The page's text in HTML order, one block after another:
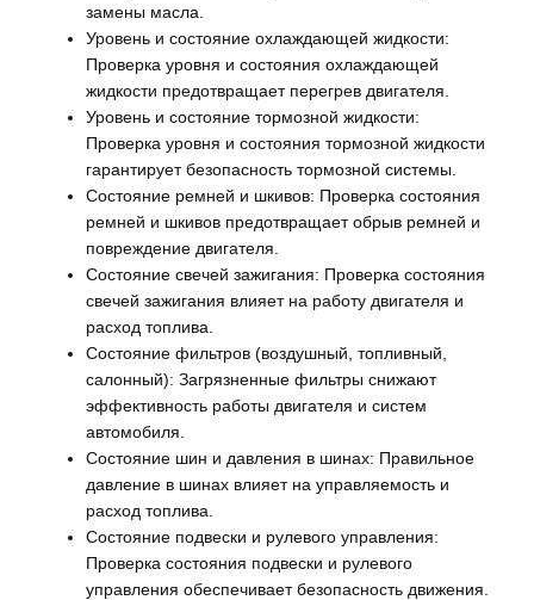
замены масла.
Уровень и состояние охлаждающей жидкости:
Проверка уровня и состояния охлаждающей
жидкости предотвращает перегрев двигателя.
Уровень и состояние тормозной жидкости:
Проверка уровня и состояния тормозной жидкости
гарантирует безопасность тормозной системы.
Состояние ремней и шкивов: Проверка состояния
ремней и шкивов предотвращает обрыв ремней и
повреждение двигателя.
Состояние свечей зажигания: Проверка состояния
свечей зажигания влияет на работу двигателя и
расход топлива.
Состояние фильтров (воздушный, топливный,
салонный): Загрязненные фильтры снижают
эффективность работы двигателя и систем
автомобиля.
Состояние шин и давления в шинах: Правильное
давление в шинах влияет на управляемость и
расход топлива.
Состояние подвески и рулевого управления:
Проверка состояния подвески и рулевого
управления обеспечивает безопасность движения.